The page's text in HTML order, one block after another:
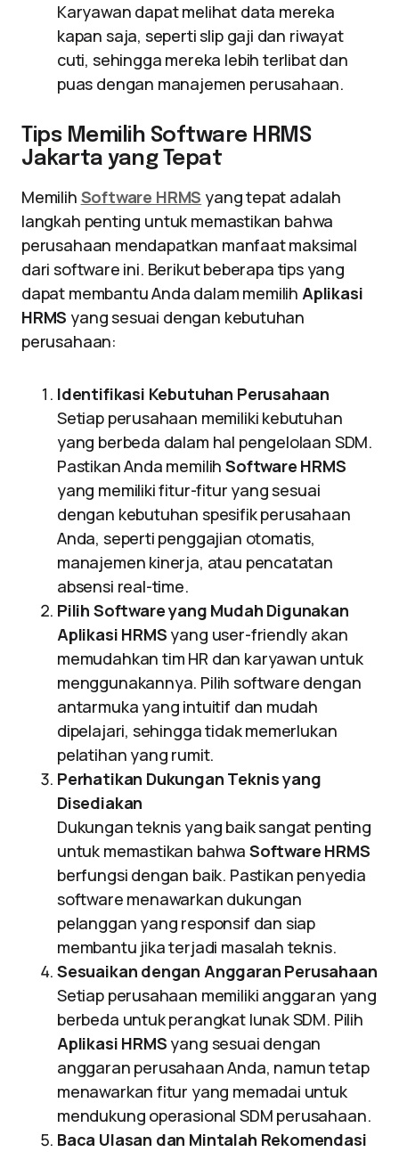
Karyawan dapat melihat data mereka
kapan saja, seperti slip gaji dan riwayat
cuti, sehingga mereka lebih terlibat dan
puas dengan manajemen perusahaan.
Tips Memilih Software HRMS
Jakarta yang Tepat
Memilih Software HRMS yang tepat adalah
langkah penting untuk memastikan bahwa
perusahaan mendapatkan manfaat maksimal
dari software ini. Berikut beberapa tips yang
dapat membantu Anda dalam memilih Aplikasi
HRMS yang sesuai dengan kebutuhan
perusahaan:
Identifikasi Kebutuhan Perusahaan
Setiap perusahaan memiliki kebutuhan
yang berbeda dalam hal pengelolaan SDM.
Pastikan Anda memilihSoftware HRMS
yang memiliki fitur-fitur yang sesuai
dengan kebutuhan spesifik perusahaan
Anda, seperti penggajian otomatis,
manajemen kinerja, atau pencatatan
absensi real-time.
Pilih Software yang Mudah Digunakan
Aplikasi HRMS yang user-friendly akan
memudahkan tim HR dan karyawan untuk
menggunakannya. Pilih software dengan
antarmuka yang intuitif dan mudah
dipelajari, sehingga tidak memerlukan
pelatihan yang rumit.
Perhatikan Dukungan Teknis yang
Disediakan
Dukungan teknis yang baik sangat penting
untuk memastikan bahwa Software HRMS
berfungsi dengan baik. Pastikan penyedia
software menawarkan dukungan
pelanggan yang responsif dan siap
membantu jika terjadi masalah teknis.
Sesuaikan dengan Anggaran Perusahaan
Setiap perusahaan memiliki anggaran yang
berbeda untuk perangkat lunak SDM. Pilih
Aplikasi HRMS yang sesuai dengan
anggaran perusahaan Anda, namun tetap
menawarkan fitur yang memadai untuk
mendukung operasional SDM perusahaan.
Baca Ulasan dan Mintalah Rekomendasi